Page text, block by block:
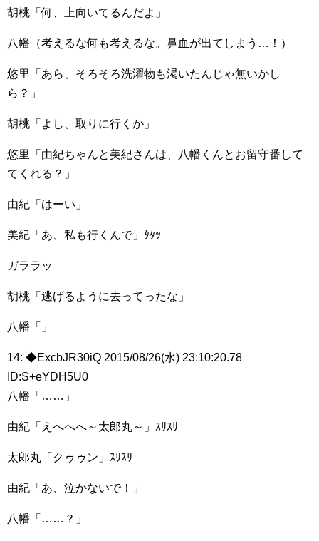
胡桃「何、上向いてるんだよ」
八幡（考えるな何も考えるな。鼻血が出てしまう…！）
悠里「あら、そろそろ洗濯物も渇いたんじゃ無いかし
ら？」
胡桃「よし、取りに行くか」
悠里「由紀ちゃんと美紀さんは、八幡くんとお留守番して
てくれる？」
由紀「はーい」
美紀「あ、私も行くんで」ﾀﾀｯ
ガララッ
胡桃「逃げるように去ってったな」
八幡「」
14: ◆ExcbJR30iQ 2015/08/26(水) 23:10:20.78
ID:S+eYDH5U0
八幡「……」
由紀「えへへへ～太郎丸～」ｽﾘｽﾘ
太郎丸「クゥゥン」ｽﾘｽﾘ
由紀「あ、泣かないで！」
八幡「……？」